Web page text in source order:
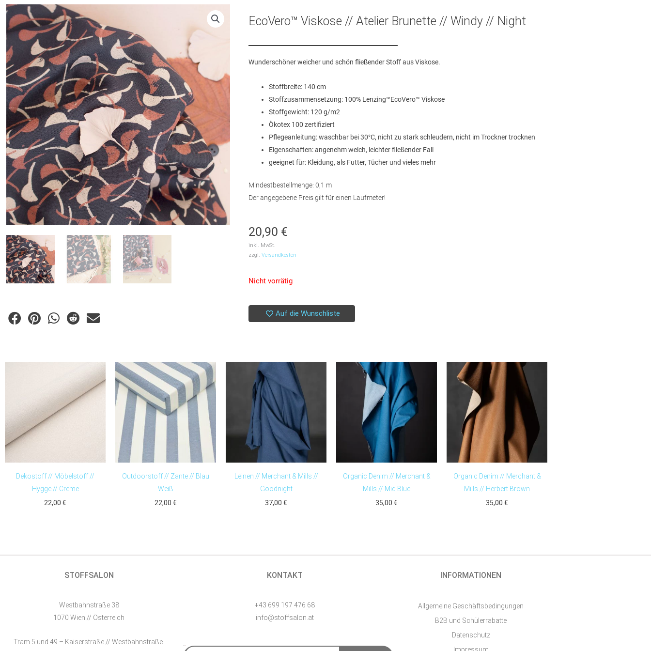
EcoVero™️ Viskose // Atelier Brunette // Windy // Night
Wunderschöner weicher und schön fließender Stoff aus Viskose.
Stoffbreite: 140 cm
Stoffzusammensetzung: 100% Lenzing™️EcoVero™️ Viskose
Stoffgewicht: 120 g/m2
Ökotex 100 zertifiziert
Pflegeanleitung: waschbar bei 30°C, nicht zu stark schleudern, nicht im Trockner trocknen
Eigenschaften: angenehm weich, leichter fließender Fall
geeignet für: Kleidung, als Futter, Tücher und vieles mehr
Mindestbestellmenge: 0,1 m
Der angegebene Preis gilt für einen Laufmeter!
20,90 €
inkl. MwSt.
zzgl. Versandkosten
Nicht vorrätig
Auf die Wunschliste
Dekostoff // Möbelstoff //
Hygge // Creme
22,00 €
Outdoorstoff // Zante // Blau
Weiß
22,00 €
Leinen // Merchant & Mills //
Goodnight
37,00 €
Organic Denim // Merchant &
Mills // Mid Blue
35,00 €
Organic Denim // Merchant &
Mills // Herbert Brown
35,00 €
STOFFSALON
Westbahnstraße 38
1070 Wien // Österreich
Tram 5 und 49 – Kaiserstraße // Westbahnstraße
KONTAKT
+43 699 197 476 68
info@stoffsalon.at
INFORMATIONEN
Allgemeine Geschäftsbedingungen
B2B und Schülerrabatte
Datenschutz
Impressum